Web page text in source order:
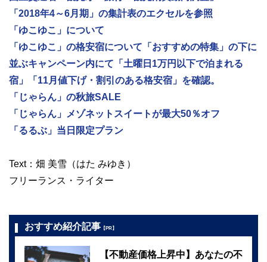
「2018年4～6月期」の集計表のエクセルを参照
「ゆこゆこ」について
「ゆこゆこ」の格安宿について「おすすめの特集」の下に
並ぶキャンペーン内にて「土曜日1万円以下で泊まれる
宿」「11月値下げ・割引のある格安宿」を確認。
「じゃらん」の秋旅SALE
「じゃらん」メゾネットスイートが最大50％オフ
「るるぶ」当日限定プラン
Text：畑 美雪（はた みゆき）
フリーランス・ライター
おすすめ紹介記事 【PR】
【不動産価格上昇中】あなたの不